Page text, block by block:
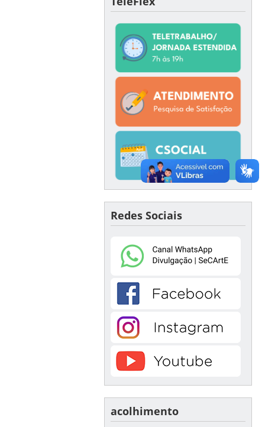
Redes Sociais
acolhimento